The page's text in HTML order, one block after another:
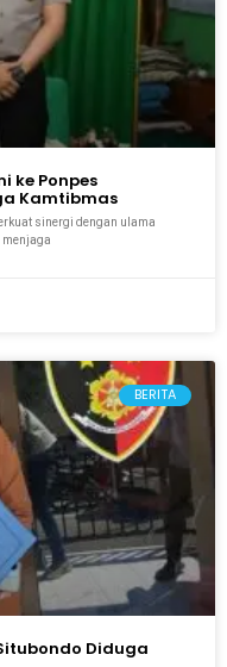
ke Ponpes
Kamtibmas
sinergi dengan ulama
menjaga
BERITA
Diduga